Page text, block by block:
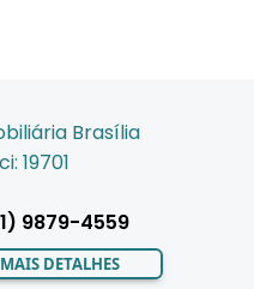
Brasília
19701
9879-4559
MAIS DETALHES